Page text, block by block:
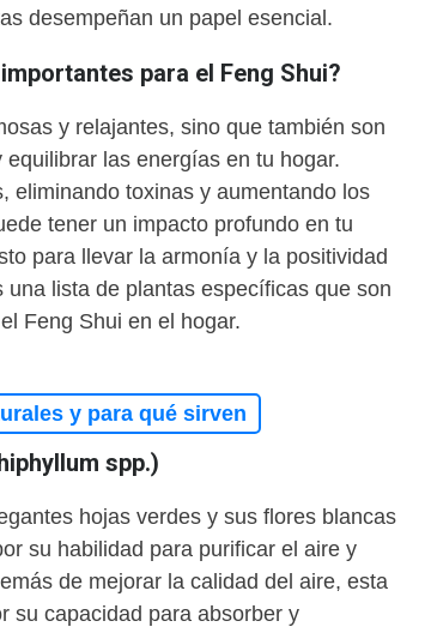
desempeñan un papel esencial.
para el Feng Shui?
y relajantes, sino que también son
las energías en tu hogar.
eliminando toxinas y aumentando los
tener un impacto profundo en tu
para llevar la armonía y la positividad
lista de plantas específicas que son
Feng Shui en el hogar.
y para qué sirven
spp.)
hojas verdes y sus flores blancas
su habilidad para purificar el aire y
de mejorar la calidad del aire, esta
su capacidad para absorber y